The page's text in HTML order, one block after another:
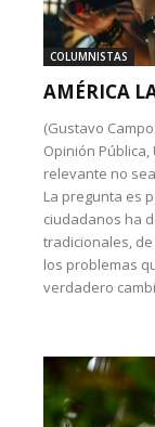
COLUMNISTAS
AMÉRICA
(Gustavo
Opinión
relevante no
La pregunta es
ciudadanos ha
tradicionales,
los problemas
verdadero